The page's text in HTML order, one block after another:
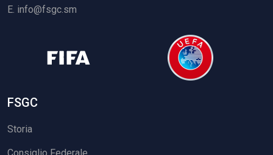
E. info@fsgc.sm
FSGC
Storia